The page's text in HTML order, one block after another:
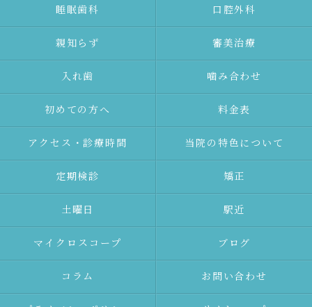
睡眠歯科 口腔外科
親知らず 審美治療
⼊れ⻭ 噛み合わせ
初めての⽅へ 料金表
アクセス・診療時間 当院の特色について
定期検診 矯正
土曜日 駅近
マイクロスコープ ブログ
コラム お問い合わせ